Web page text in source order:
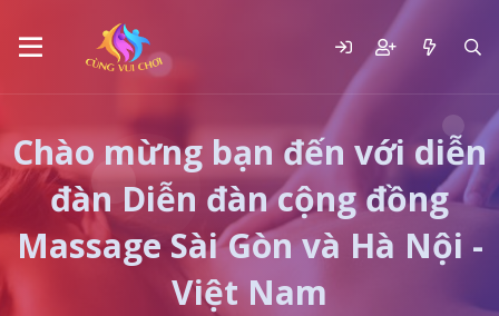
Chào mừng bạn đến với diễn
đàn Diễn đàn cộng đồng
Massage Sài Gòn và Hà Nội -
Việt Nam